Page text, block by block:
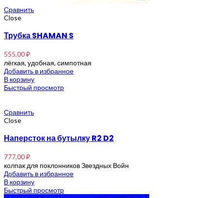
Сравнить
Close
Трубка SHAMAN S
555,00₽
лёгкая, удобная, симпотная
Добавить в избранное
В корзину
Быстрый просмотр
Сравнить
Close
Наперсток на бутылку R2 D2
777,00₽
колпак для поклонников Звездных Войн
Добавить в избранное
В корзину
Быстрый просмотр